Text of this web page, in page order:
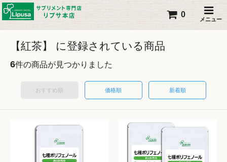
メニュー
0
【紅茶】 に登録されている商品
6件の商品が見つかりました
おすすめ順 価格順 新着順